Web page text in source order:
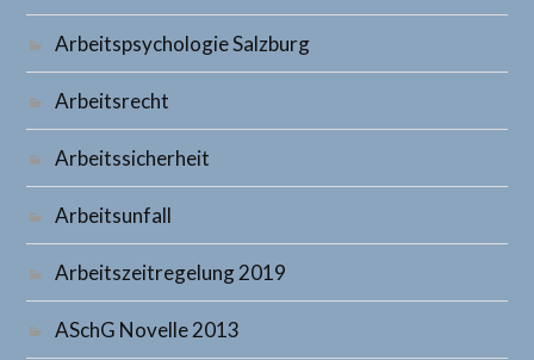
Arbeitspsychologie Salzburg
Arbeitsrecht
Arbeitssicherheit
Arbeitsunfall
Arbeitszeitregelung 2019
ASchG Novelle 2013